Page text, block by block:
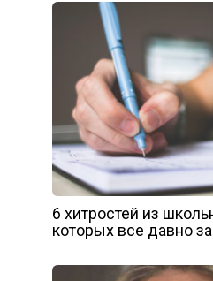
6 хитростей из
которых все давно